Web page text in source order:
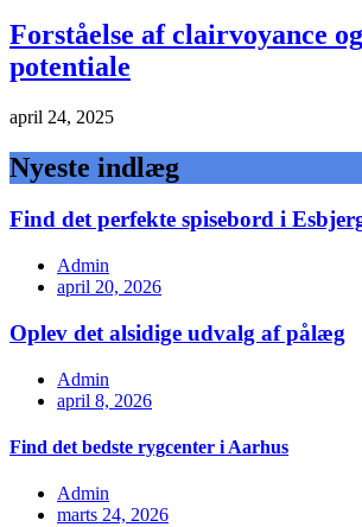
Forståelse af clairvoyance
potentiale
april 24, 2025
Nyeste indlæg
Find det perfekte spisebord i
Admin
april 20, 2026
Oplev det alsidige udvalg af pålæg
Admin
april 8, 2026
Find det bedste rygcenter i Aarhus
Admin
marts 24, 2026